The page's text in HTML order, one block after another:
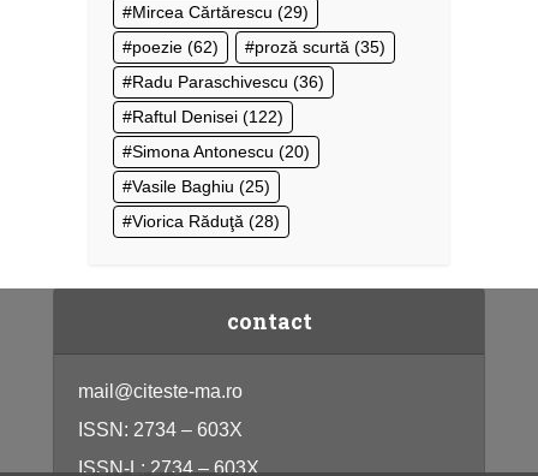
Mircea Cărtărescu (29)
poezie (62) proză scurtă (35)
Radu Paraschivescu (36)
Raftul Denisei (122)
Simona Antonescu (20)
Vasile Baghiu (25)
Viorica Răduţă (28)
contact
mail@citeste-ma.ro
ISSN: 2734 – 603X
ISSN-L: 2734 – 603X